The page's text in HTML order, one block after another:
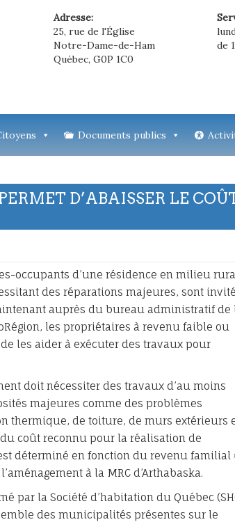
Adresse:
25, rue de l'Église
Notre-Dame-de-Ham
Québec, G0P 1C0
de
Documents publics
D’ABAISSER LE
occupants d’une résidence en milieu
des réparations majeures, sont
auprès du bureau administratif de
les propriétaires à revenu faible ou
les aider à exécuter des travaux pour
doit nécessiter des travaux d’au moins
majeures comme des problèmes
thermique, de toiture, de murs extérieurs
coût reconnu pour la réalisation de
déterminé en fonction du revenu familial
à la MRC d’Arthabaska.
par la Société d’habitation du Québec
des municipalités présentes sur le